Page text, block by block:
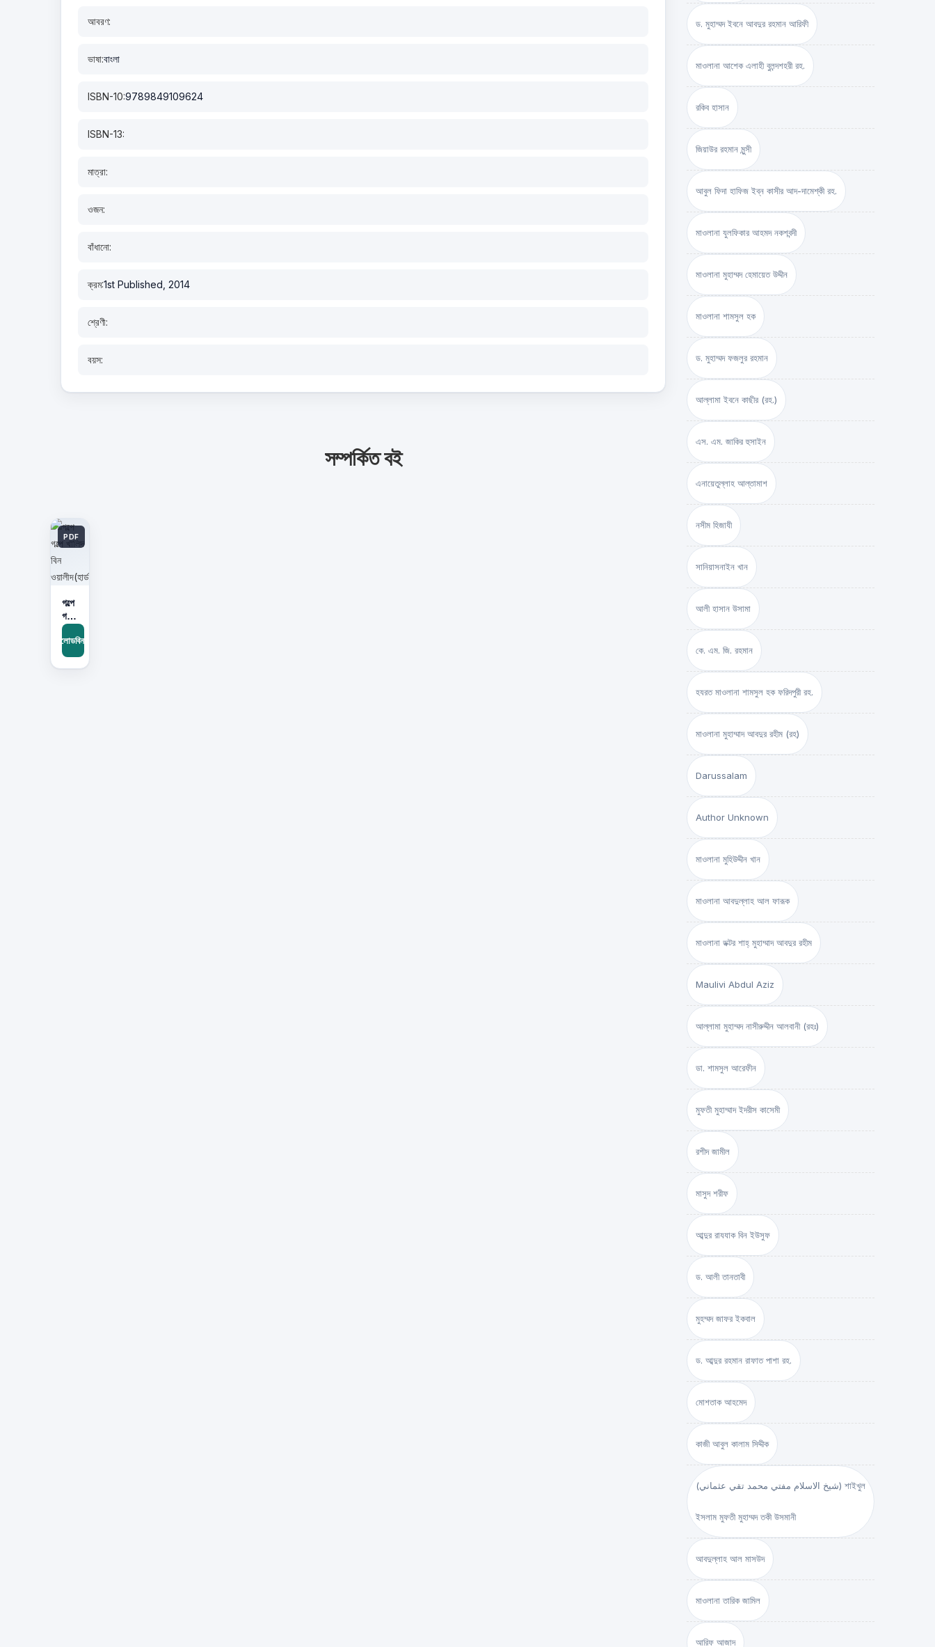
আবরণ:
ভাষা:বাংলা
ISBN-10:9789849109624
ISBN-13:
মাত্রা:
ওজন:
বাঁধানো:
ক্রম:1st Published, 2014
শ্রেণী:
বয়স:
সম্পর্কিত বই
PDF
গল্পে
গল্পে
খালিদ
বিন
ওয়ালীদ(হার্ডকভার)
ডাউনলোডবিনামূল্যে
ড. মুহাম্মদ ইবনে আবদুর রহমান আরিফী
মাওলানা আশেক এলাহী বুলন্দশহরী রহ.
রকিব হাসান
জিয়াউর রহমান মুন্সী
আবুল ফিদা হাফিজ ইব্‌ন কাসীর আদ-দামেশ্‌কী রহ.
মাওলানা যুলফিকার আহমদ নকশবন্দী
মাওলানা মুহাম্মদ হেমায়েত উদ্দীন
মাওলানা শামসুল হক
ড. মুহাম্মদ ফজলুর রহমান
আল্লামা ইবনে কাছীর (রহ.)
এস. এম. জাকির হুসাইন
এনায়েতুল্লাহ আল্‌তামাশ
নসীম হিজাযী
সানিয়াসনাইন খান
আলী হাসান উসামা
কে. এম. জি. রহমান
হযরত মাওলানা শামসুল হক ফরিদপুরী রহ.
মাওলানা মুহাম্মাদ আবদুর রহীম (রহ)
Darussalam
Author Unknown
মাওলানা মুহিউদ্দীন খান
মাওলানা আবদুল্লাহ আল ফারূক
মাওলানা ডক্টর শাহ্‌ মুহাম্মাদ আবদুর রহীম
Maulivi Abdul Aziz
আল্লামা মুহাম্মদ নাসীরুদ্দীন আলবানী (রহঃ)
ডা. শামসুল আরেফীন
মুফতী মুহাম্মাদ ইদরীস কাসেমী
রশীদ জামীল
মাসুদ শরীফ
আব্দুর রাযযাক বিন ইউসুফ
ড. আলী তানতাবী
মুহম্মদ জাফর ইকবাল
ড. আব্দুর রহমান রাফাত পাশা রহ.
মোশতাক আহমেদ
কাজী আবুল কালাম সিদ্দীক
(شيخ الاسلام مفتي محمد تقي عثماني) শাইখুল
ইসলাম মুফতী মুহাম্মদ তকী উসমানী
আবদুল্লাহ আল মাসউদ
মাওলানা তারিক জামিল
আরিফ আজাদ